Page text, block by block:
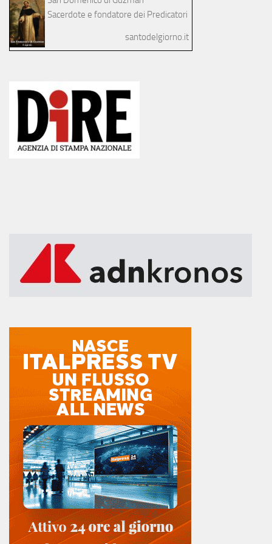
Sacerdote e fondatore dei Predicatori
santodelgiorno.it